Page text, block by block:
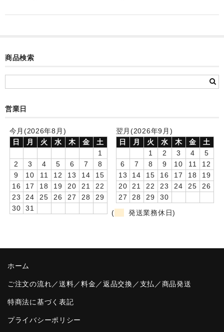
メロディ時計(個別)
制服メモリー
園や先生への贈り物
卒業記念品
音声入りフォトフレームクロック(集合)
音声入りフォトフレームクロック(校歌)
ポケットウォッチ
目覚まし時計(集合)
商品検索
営業日
今月(2026年8月)
日
月 火 水 木 金
土
1
2
3 4 5 6 7
8
9
10 11 12 13 14
15
16
17 18 19 20 21
22
23
24 25 26 27 28
29
30
31
翌月(2026年9月)
日
月 火 水 木 金
土
1
2 3 4
5
6
7 8 9 10 11
12
13
14 15 16 17 18
19
20
21 22 23 24 25
26
27
28 29
30
(
発送業務休日)
ホーム
ご注文の流れ／送料／料金／返品交換／支払／商品発送
特商法に基づく表記
プライバシーポリシー